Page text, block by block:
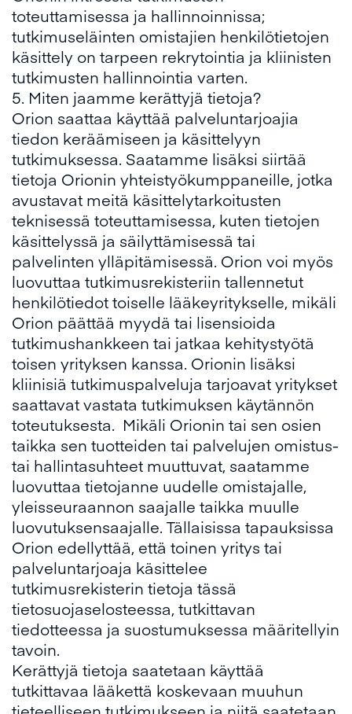
toteuttamisessa ja hallinnoinnissa;
tutkimuseläinten omistajien henkilötietojen
käsittely on tarpeen rekrytointia ja kliinisten
tutkimusten hallinnointia varten.
5. Miten jaamme kerättyjä tietoja?
Orion saattaa käyttää palveluntarjoajia
tiedon keräämiseen ja käsittelyyn
tutkimuksessa. Saatamme lisäksi siirtää
tietoja Orionin yhteistyökumppaneille, jotka
avustavat meitä käsittelytarkoitusten
teknisessä toteuttamisessa, kuten tietojen
käsittelyssä ja säilyttämisessä tai
palvelinten ylläpitämisessä. Orion voi myös
luovuttaa tutkimusrekisteriin tallennetut
henkilötiedot toiselle lääkeyritykselle, mikäli
Orion päättää myydä tai lisensioida
tutkimushankkeen tai jatkaa kehitystyötä
toisen yrityksen kanssa. Orionin lisäksi
kliinisiä tutkimuspalveluja tarjoavat yritykset
saattavat vastata tutkimuksen käytännön
toteutuksesta. Mikäli Orionin tai sen osien
taikka sen tuotteiden tai palvelujen omistus-
tai hallintasuhteet muuttuvat, saatamme
luovuttaa tietojanne uudelle omistajalle,
yleisseuraannon saajalle taikka muulle
luovutuksensaajalle. Tällaisissa tapauksissa
Orion edellyttää, että toinen yritys tai
palveluntarjoaja käsittelee
tutkimusrekisterin tietoja tässä
tietosuojaselosteessa, tutkittavan
tiedotteessa ja suostumuksessa määritellyin
tavoin.
Kerättyjä tietoja saatetaan käyttää
tutkittavaa lääkettä koskevaan muuhun